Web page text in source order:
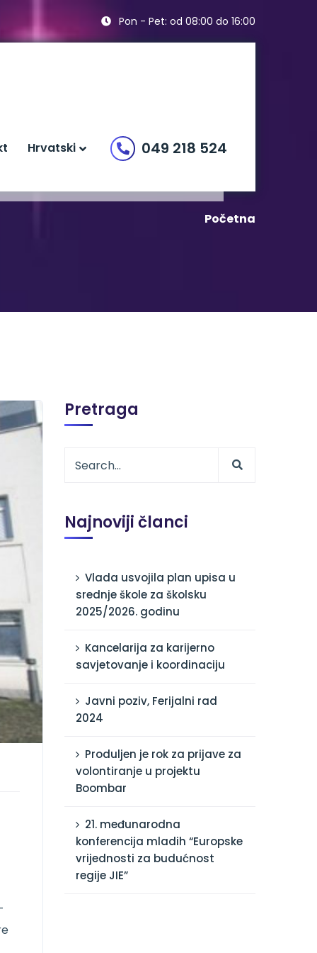
Pon - Pet: od 08:00 do 16:00
Hrvatski 049 218 524
Početna
Pretraga
Najnoviji članci
Vlada usvojila plan upisa u
srednje škole za školsku
2025/2026. godinu
Kancelarija za karijerno
savjetovanje i koordinaciju
Javni poziv, Ferijalni rad
2024
Produljen je rok za prijave za
volontiranje u projektu
Boombar
21. međunarodna
konferencija mladih “Europske
vrijednosti za budućnost
regije JIE”